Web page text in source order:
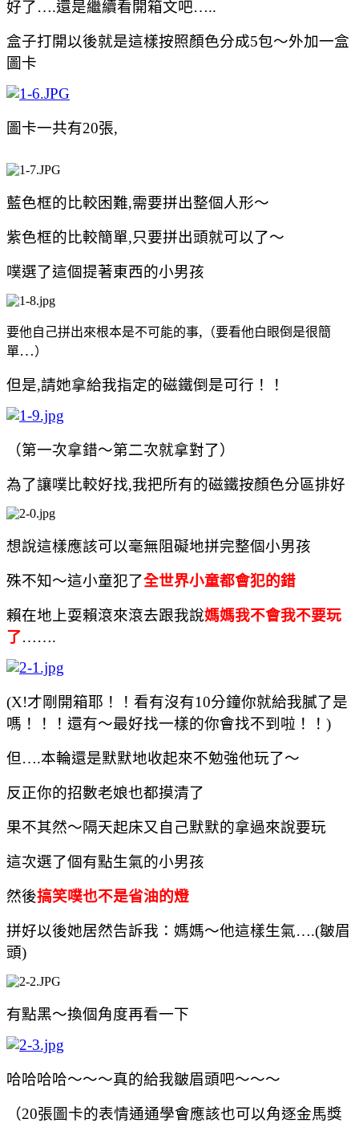
好了….還是繼續看開箱文吧…..
盒子打開以後就是這樣按照顏色分成5包～外加一盒
圖卡
圖卡一共有20張,
藍色框的比較困難,需要拼出整個人形～
紫色框的比較簡單,只要拼出頭就可以了～
噗選了這個提著東西的小男孩
要他自己拼出來根本是不可能的事, （要看他白眼倒是很簡
單…）
但是,請她拿給我指定的磁鐵倒是可行！！
（第一次拿錯～第二次就拿對了）
為了讓噗比較好找,我把所有的磁鐵按顏色分區排好
想說這樣應該可以毫無阻礙地拼完整個小男孩
殊不知～這小童犯了全世界小童都會犯的錯
賴在地上耍賴滾來滾去跟我說媽媽我不會我不要玩
了…….
(X!才剛開箱耶！！看有沒有10分鐘你就給我膩了是
嗎！！！還有～最好找一樣的你會找不到啦！！ )
但….本輪還是默默地收起來不勉強他玩了～
反正你的招數老娘也都摸清了
果不其然～隔天起床又自己默默的拿過來說要玩
這次選了個有點生氣的小男孩
然後搞笑噗也不是省油的燈
拼好以後她居然告訴我：媽媽～他這樣生氣….(皺眉
頭)
有點黑～換個角度再看一下
哈哈哈哈～～～真的給我皺眉頭吧～～～
（20張圖卡的表情通通學會應該也可以角逐金馬獎